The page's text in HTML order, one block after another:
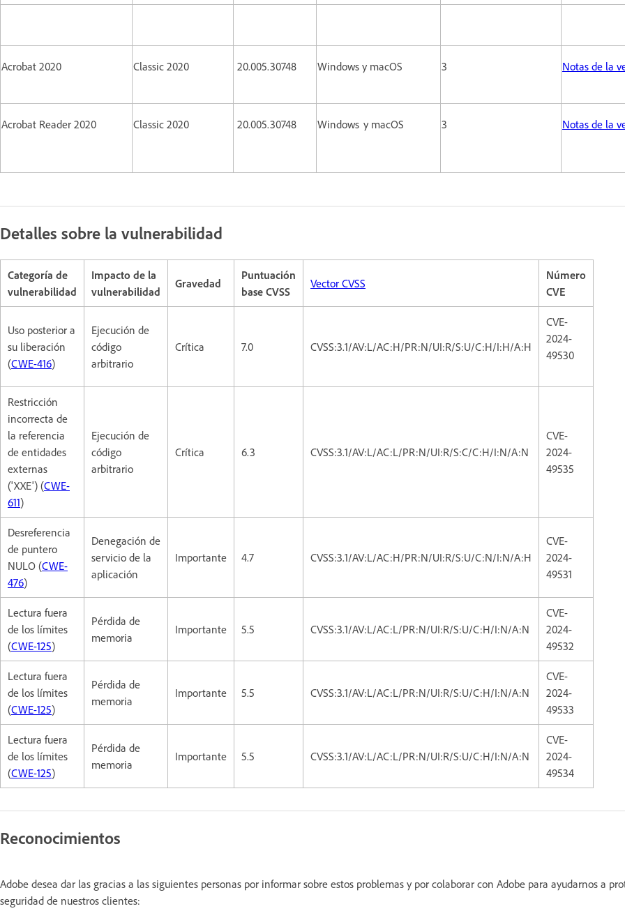
Acrobat 2020 Classic 2020 20.005.30748 Windows y macOS 3 Notas de la
Acrobat Reader 2020 Classic 2020 20.005.30748 Windows y macOS 3 Notas de la
Detalles sobre la vulnerabilidad
Categoría de
vulnerabilidad
Impacto de la
vulnerabilidad
Gravedad
Puntuación
base CVSS
Vector CVSS
Número
CVE
Uso posterior a
su liberación
(CWE-416)
Ejecución de
código
arbitrario
Crítica 7.0 CVSS:3.1/AV:L/AC:H/PR:N/UI:R/S:U/C:H/I:H/A:H
CVE-
2024-
49530
Restricción
incorrecta de
la referencia
de entidades
externas
('XXE') (CWE-
611)
Ejecución de
código
arbitrario
Crítica 6.3 CVSS:3.1/AV:L/AC:L/PR:N/UI:R/S:C/C:H/I:N/A:N
CVE-
2024-
49535
Desreferencia
de puntero
NULO (CWE-
476)
Denegación de
servicio de la
aplicación
Importante 4.7 CVSS:3.1/AV:L/AC:H/PR:N/UI:R/S:U/C:N/I:N/A:H
CVE-
2024-
49531
Lectura fuera
de los límites
(CWE-125)
Pérdida de
memoria
Importante 5.5 CVSS:3.1/AV:L/AC:L/PR:N/UI:R/S:U/C:H/I:N/A:N
CVE-
2024-
49532
Lectura fuera
de los límites
(CWE-125)
Pérdida de
memoria
Importante 5.5 CVSS:3.1/AV:L/AC:L/PR:N/UI:R/S:U/C:H/I:N/A:N
CVE-
2024-
49533
Lectura fuera
de los límites
(CWE-125)
Pérdida de
memoria
Importante 5.5 CVSS:3.1/AV:L/AC:L/PR:N/UI:R/S:U/C:H/I:N/A:N
CVE-
2024-
49534
Reconocimientos
Adobe desea dar las gracias a las siguientes personas por informar sobre estos problemas y por colaborar con Adobe para ayudarnos a
seguridad de nuestros clientes: